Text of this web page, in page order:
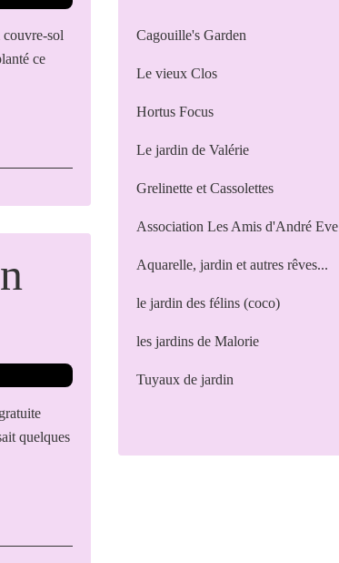
couvre-sol
ce
quelques
Cagouille's Garden
Le vieux Clos
Hortus Focus
Le jardin de Valérie
Grelinette et Cassolettes
Association Les Amis d'André Eve
Aquarelle, jardin et autres rêves...
le jardin des félins (coco)
les jardins de Malorie
Tuyaux de jardin